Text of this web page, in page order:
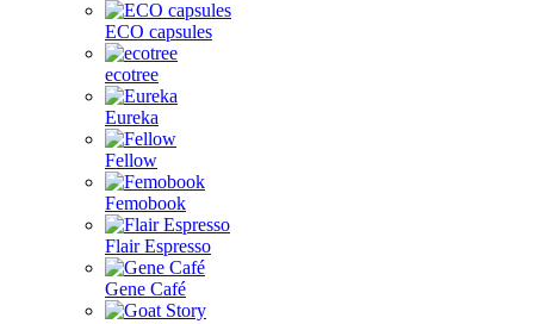
ECO capsules
ecotree
Eureka
Fellow
Femobook
Flair Espresso
Gene Café